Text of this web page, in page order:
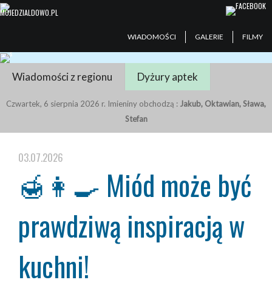
WIADOMOŚCI GALERIE FILMY
Wiadomości z regionu Dyżury aptek
Czwartek, 6 sierpnia 2026 r. Imieniny obchodzą : Jakub, Oktawian, Sława,
Stefan
03.07.2026
🍯👩‍🍳 Miód może być
prawdziwą inspiracją w
kuchni!